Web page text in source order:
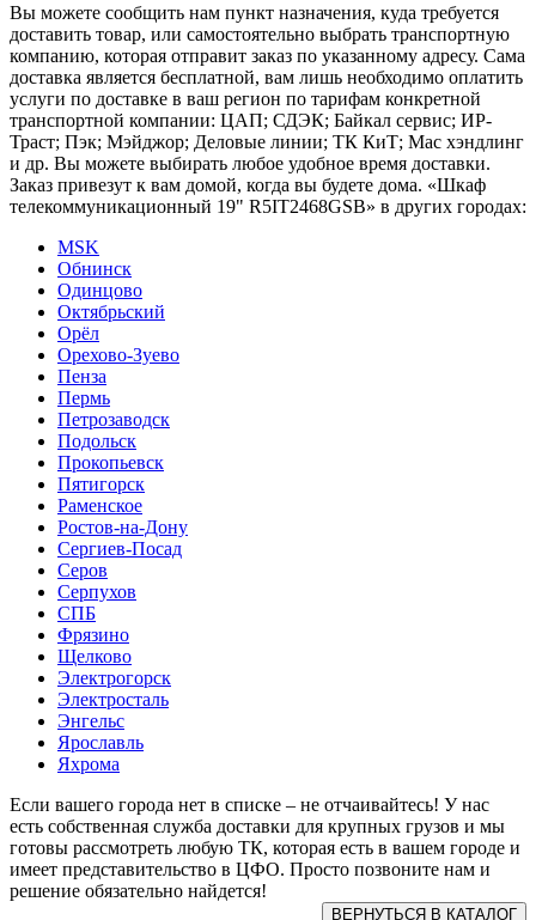
Вы можете сообщить нам пункт назначения, куда требуется
доставить товар, или самостоятельно выбрать транспортную
компанию, которая отправит заказ по указанному адресу. Сама
доставка является бесплатной, вам лишь необходимо оплатить
услуги по доставке в ваш регион по тарифам конкретной
транспортной компании: ЦАП; СДЭК; Байкал сервис; ИР-
Траст; Пэк; Мэйджор; Деловые линии; ТК КиТ; Мас хэндлинг
и др. Вы можете выбирать любое удобное время доставки.
Заказ привезут к вам домой, когда вы будете дома. «Шкаф
телекоммуникационный 19" R5IT2468GSB» в других городах:
MSK
Обнинск
Одинцово
Октябрьский
Орёл
Орехово-Зуево
Пенза
Пермь
Петрозаводск
Подольск
Прокопьевск
Пятигорск
Раменское
Ростов-на-Дону
Сергиев-Посад
Серов
Серпухов
СПБ
Фрязино
Щелково
Электрогорск
Электросталь
Энгельс
Ярославль
Яхрома
Если вашего города нет в списке – не отчаивайтесь! У нас
есть собственная служба доставки для крупных грузов и мы
готовы рассмотреть любую ТК, которая есть в вашем городе и
имеет представительство в ЦФО. Просто позвоните нам и
решение обязательно найдется!